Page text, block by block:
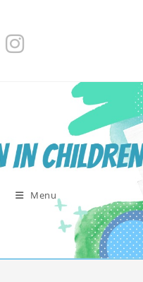
Menu